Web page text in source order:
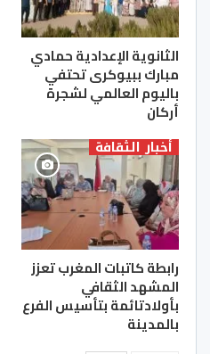
الثانوية الإعدادية حمادي
مبارك ببيوكرى تحتفي
باليوم العالمي لشجرة
أركان
أخبار الثقافة
رابطة كاتبات المغرب تعزز
المشهد الثقافي
بأولادتائمة بتأسيس الفرع
بالمدينة